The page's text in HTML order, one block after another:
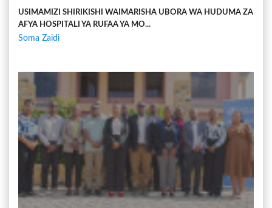
USIMAMIZI SHIRIKISHI WAIMARISHA UBORA WA HUDUMA ZA
AFYA HOSPITALI YA RUFAA YA MO...
Soma Zaidi